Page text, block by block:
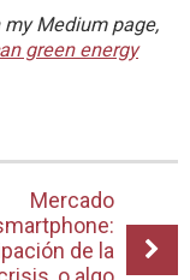
Medium page,
green energy
Mercado
de la